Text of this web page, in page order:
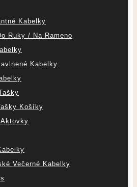
Kabelky
Ruky / Na Rameno
Kabelky
Košíky
Večerné Kabelky